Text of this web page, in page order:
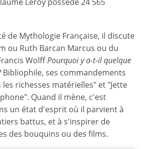
de Mythologie Française, il discute
ou Ruth Barcan Marcus ou du
WolffPourquoi y a-t-il quelque
Bibliophile, ses commandements
richesses matérielles" et "Jette
Quand il mène, c'est
un état d'esprit où il parvient à
battus, et à s'inspirer de
des bouquins ou des films.